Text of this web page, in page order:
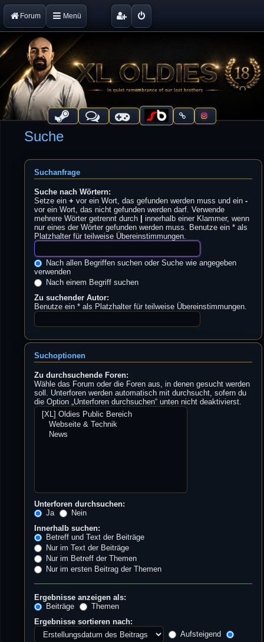
Forum Menü
Suche
Suchanfrage
Suche nach Wörtern:
Setze ein+ vor ein Wort, das gefunden werden muss und ein-
vor ein Wort, das nicht gefunden werden darf. Verwende
mehrere Wörter getrennt durch
innerhalb einer Klammer, wenn
nur eines der Wörter gefunden werden muss. Benutze ein * als
Platzhalter für teilweise Übereinstimmungen.
Nach allen Begriffen suchen oder Suche wie angegeben
verwenden
Nach einem Begriff suchen
Zu suchender Autor:
Benutze ein * als Platzhalter für teilweise Übereinstimmungen.
Suchoptionen
Zu durchsuchende Foren:
Wähle das Forum oder die Foren aus, in denen gesucht werden
soll. Unterforen werden automatisch mit durchsucht, sofern du
die Option „Unterforen durchsuchen“ unten nicht deaktivierst.
Unterforen durchsuchen:
Ja
Nein
Innerhalb suchen:
Betreff und Text der Beiträge
Nur im Text der Beiträge
Nur im Betreff der Themen
Nur im ersten Beitrag der Themen
Ergebnisse anzeigen als:
Beiträge
Themen
Ergebnisse sortieren nach:
Aufsteigend